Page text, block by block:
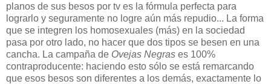
planos de sus besos por tv es la fórmula perfecta para
lograrlo y seguramente no logre aún más repudio... La forma
que se integren los homosexuales (más) en la sociedad
pasa por otro lado, no hacer que dos tipos se besen en una
cancha. La campaña de Ovejas Negras es 100%
contraproducente: haciendo esto sólo se está remarcando
que esos besos son diferentes a los demás, exactamente lo